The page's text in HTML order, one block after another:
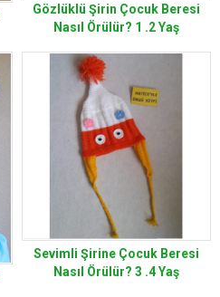
Gözlüklü Şirin Çocuk Beresi
Nasıl Örülür? 1 .2 Yaş
Sevimli Şirine Çocuk Beresi
Nasıl Örülür? 3 .4 Yaş